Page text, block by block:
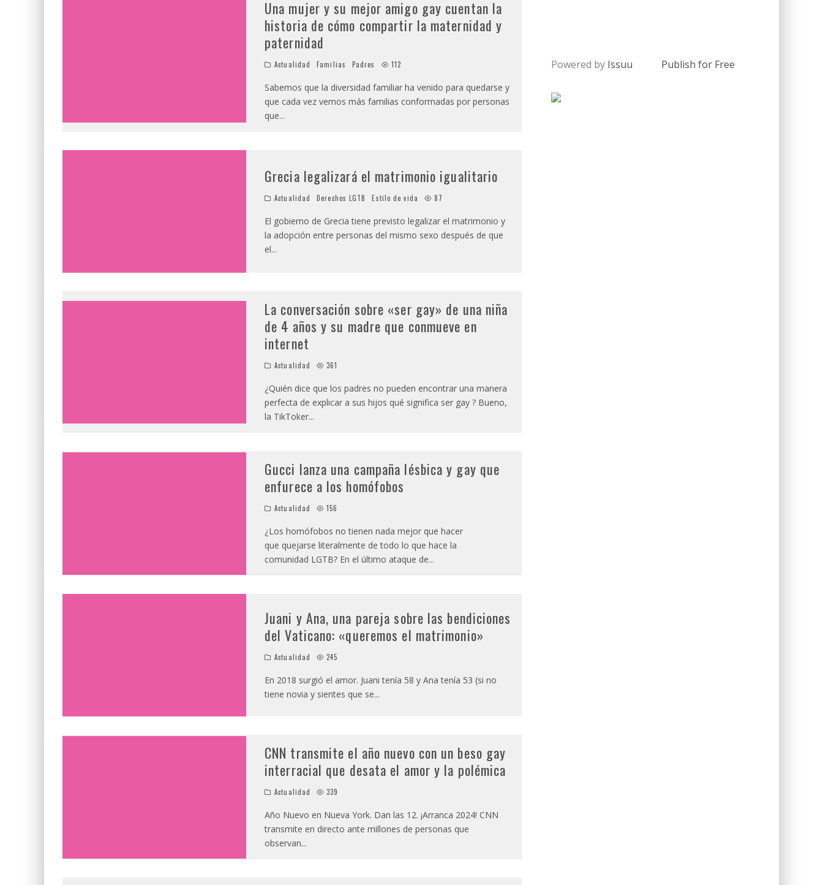
Una mujer y su mejor amigo gay cuentan la
historia de cómo compartir la maternidad y
paternidad
Actualidad Familias Padres 112
Sabemos que la diversidad familiar ha venido para quedarse y
que cada vez vemos más familias conformadas por personas
que...
Grecia legalizará el matrimonio igualitario
Actualidad Derechos LGTB Estilo de vida 87
El gobierno de Grecia tiene previsto legalizar el matrimonio y
la adopción entre personas del mismo sexo después de que
el...
La conversación sobre «ser gay» de una niña
de 4 años y su madre que conmueve en
internet
Actualidad 361
¿Quién dice que los padres no pueden encontrar una manera
perfecta de explicar a sus hijos qué significa ser gay ? Bueno,
la TikToker...
Gucci lanza una campaña lésbica y gay que
enfurece a los homófobos
Actualidad 156
¿Los homófobos no tienen nada mejor que hacer
que quejarse literalmente de todo lo que hace la
comunidad LGTB? En el último ataque de...
Juani y Ana, una pareja sobre las bendiciones
del Vaticano: «queremos el matrimonio»
Actualidad 245
En 2018 surgió el amor. Juani tenía 58 y Ana tenía 53 (si no
tiene novia y sientes que se...
CNN transmite el año nuevo con un beso gay
interracial que desata el amor y la polémica
Actualidad 339
Año Nuevo en Nueva York. Dan las 12. ¡Arranca 2024! CNN
transmite en directo ante millones de personas que
observan...
Powered by Issuu Publish for Free